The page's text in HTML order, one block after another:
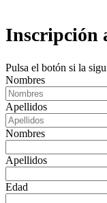
Inscripción
Pulsa el botón si la
Nombres
Apellidos
Nombres
Apellidos
Edad